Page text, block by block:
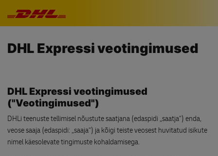
DHL Expressi veotingimused
DHL Expressi veotingimused
("Veotingimused")
DHLi teenuste tellimisel nõustute saatjana (edaspidi „saatja“) enda,
veose saaja (edaspidi: „saaja“) ja kõigi teiste veosest huvitatud isikute
nimel käesolevate tingimuste kohaldamisega.